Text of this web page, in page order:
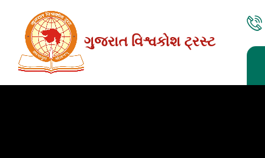
content
ગુજરાત વિશ્વકોશ ટ્રસ્ટ